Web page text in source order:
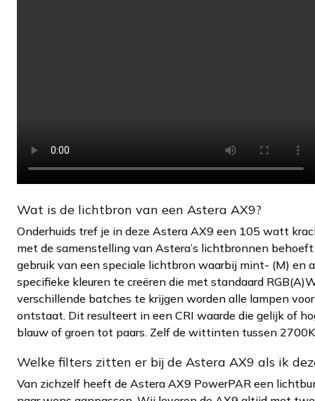
Wat is de lichtbron van een Astera AX9?
Onderhuids tref je in deze Astera AX9 een 105 watt
met de samenstelling van Astera’s lichtbronnen
gebruik van een speciale lichtbron waarbij mint- (M) en
specifieke kleuren te creëren die met standaard
verschillende batches te krijgen worden alle lampen
ontstaat. Dit resulteert in een CRI waarde die gelijk of
blauw of groen tot paars. Zelf de wittinten tussen
Welke filters zitten er bij de Astera AX9 als ik
Van zichzelf heeft de Astera AX9 PowerPAR een